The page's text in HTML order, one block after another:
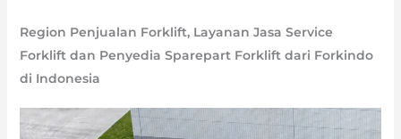
Region Penjualan Forklift, Layanan Jasa Service
Forklift dan Penyedia Sparepart Forklift dari Forkindo
di Indonesia